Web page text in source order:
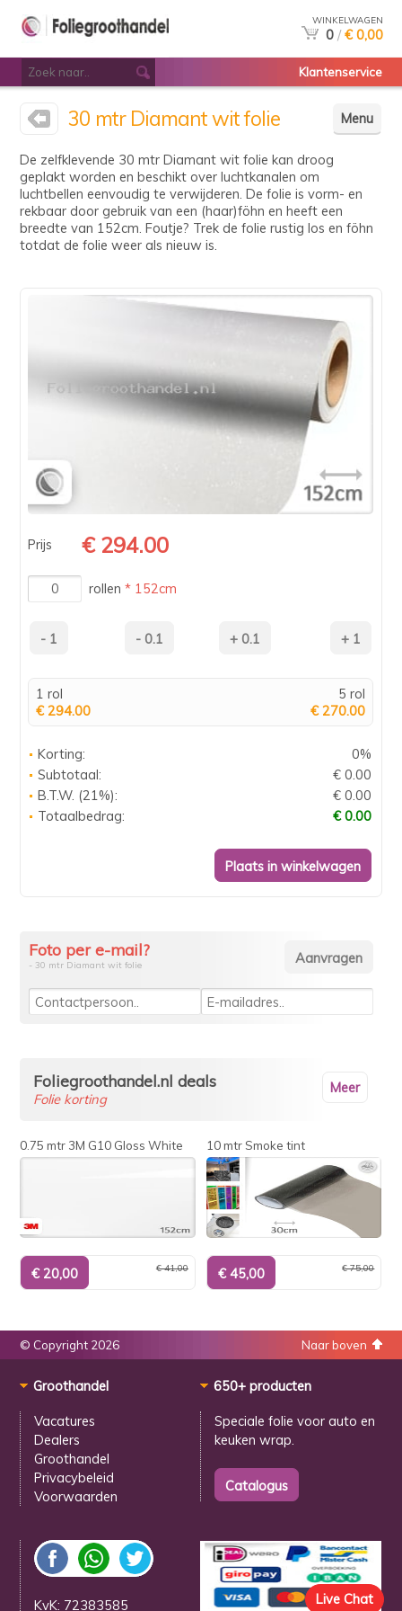
Live Chat
WINKELWAGEN
0 / € 0,00
Klantenservice
Menu
30 mtr Diamant wit folie
De zelfklevende 30 mtr Diamant wit folie kan droog
geplakt worden en beschikt over luchtkanalen om
luchtbellen eenvoudig te verwijderen. De folie is vorm- en
rekbaar door gebruik van een (haar)föhn en heeft een
breedte van 152cm. Foutje? Trek de folie rustig los en föhn
totdat de folie weer als nieuw is.
Prijs € 294.00
rollen* 152cm
1 rol
€ 294.00
5 rol
€ 270.00
Korting:
0%
Subtotaal:
€ 0.00
B.T.W. (21%):
€ 0.00
Totaalbedrag:
€ 0.00
Foto per e-mail?
- 30 mtr Diamant wit folie
Meer
Foliegroothandel.nl deals
Folie korting
0.75 mtr 3M G10 Gloss White
€ 41,00
10 mtr Smoke tint
€ 75,00
Naar boven
© Copyright 2026
Groothandel
Vacatures
Dealers
Groothandel
Privacybeleid
Voorwaarden
650+ producten
Speciale folie voorauto en
keuken wrap.
KvK: 72383585